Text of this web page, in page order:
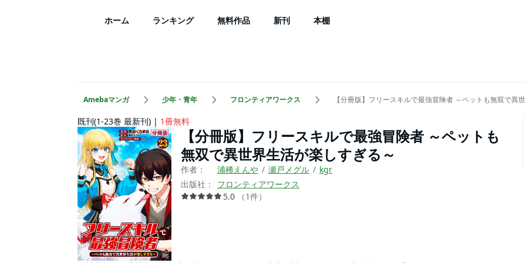
ホーム ランキング 無料作品 新刊 本棚
Amebaマンガ 少年・青年 フロンティアワークス 【分冊版】フリースキルで最強冒険者 ～ペットも無双で異
既刊(1-23巻 最新刊) 1冊無料
【分冊版】フリースキルで最強冒険者 ～ペットも
無双で異世界生活が楽しすぎる～
作者： 浦稀えんや 瀬戸メグル
kgr
出版社：
フロンティアワークス
5.0
（1件）